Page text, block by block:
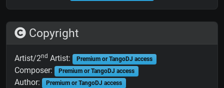
Copyright
Artist/2nd Artist: Premium or TangoDJ access
Composer: Premium or TangoDJ access
Author: Premium or TangoDJ access